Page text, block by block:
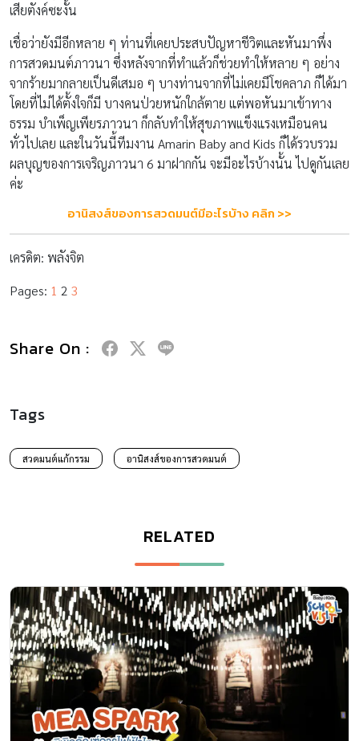
เสียตังค์ซะงั้น
เชื่อว่ายังมีอีกหลาย ๆ ท่านที่เคยประสบปัญหาชีวิตและหันมาพึ่ง
การสวดมนต์ภาวนา ซึ่งหลังจากที่ทำแล้วก็ช่วยทำให้หลาย ๆ อย่าง
จากร้ายมากลายเป็นดีเสมอ ๆ บางท่านจากที่ไม่เคยมีโชคลาภ ก็ได้มา
โดยที่ไม่ได้ตั้งใจก็มี บางคนป่วยหนักใกล้ตาย แต่พอหันมาเข้าทาง
ธรรม บำเพ็ญเพียรภาวนา ก็กลับทำให้สุขภาพแข็งแรงเหมือนคน
ทั่วไปเลย และในวันนี้ทีมงาน Amarin Baby and Kids ก็ได้รวบรวม
ผลบุญของการเจริญภาวนา 6 มาฝากกัน จะมีอะไรบ้างนั้น ไปดูกันเลย
ค่ะ
อานิสงส์ของการสวดมนต์มีอะไรบ้าง คลิก >>
เครดิต: พลังจิต
Pages: 1 2 3
Share On :
Tags
สวดมนต์แก้กรรม อานิสงส์ของการสวดมนต์
RELATED